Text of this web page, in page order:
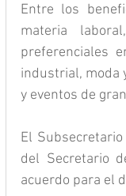
Entre los
materia
preferenciales
industrial, moda
y eventos de
El
del Secretario
acuerdo para el